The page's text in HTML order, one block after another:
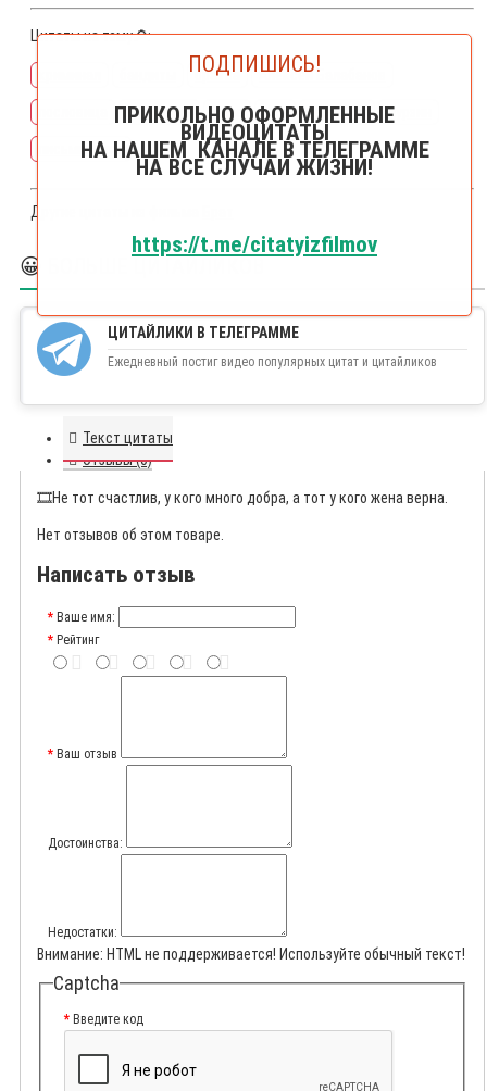
Цитаты на тему🔎:
братва Алексей Балабанов
поговорка жена муж верность мурзин
письмиченко
Другие цитаты из фильма
😀 БОЛЬШЕ ЦИТАЙЛИКОВ
ЦИТАЙЛИКИ В ТЕЛЕГРАММЕ
Ежедневный постиг видео популярных цитат и цитайликов
Текст цитаты
Отзывы (0)
🎞️Не тот счастлив, у кого много добра, а тот у кого жена верна.
Нет отзывов об этом товаре.
Написать отзыв
Ваше имя:
Рейтинг
Ваш отзыв
Достоинства:
Недостатки:
Внимание: HTML не поддерживается! Используйте обычный текст!
Captcha
Введите код
ПОДПИШИСЬ!
ПРИКОЛЬНО ОФОРМЛЕННЫЕ
ВИДЕОЦИТАТЫ
НА НАШЕМ КАНАЛЕ В ТЕЛЕГРАММЕ
НА ВСЕ СЛУЧАИ ЖИЗНИ!
https://t.me/citatyizfilmov